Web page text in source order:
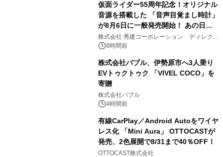
仮面ライダー55周年記念！オリジナル
音源を搭載した 「音声目覚まし時計」
が8月6日に一般発売開始！ あの日の
大興奮が今甦る
株式会社 秀建コーポレーション ディレクト
アートギャラリー
8時間前
株式会社バブル、伊勢原市へ3人乗り
EVトゥクトゥク 「VIVEL COCO」を
寄贈
株式会社バブル
4時間前
有線CarPlay／Android Autoをワイヤ
レス化 「Mini Aura」 OTTOCASTが
発売、2色展開で8/31まで40％OFF！
OTTOCAST株式会社